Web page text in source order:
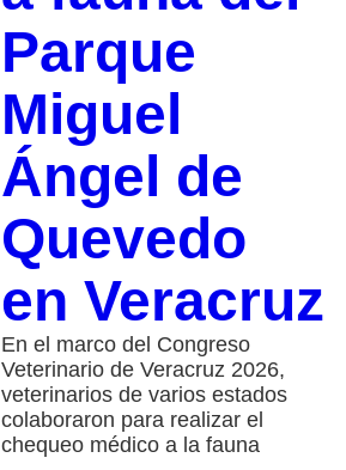
Parque
Miguel
Ángel de
Quevedo
en Veracruz
En el marco del Congreso
Veterinario de Veracruz 2026,
veterinarios de varios estados
colaboraron para realizar el
chequeo médico a la fauna